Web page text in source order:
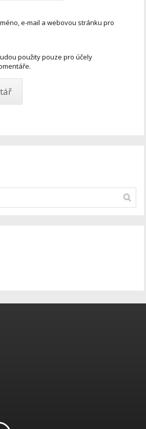
e-mail a webovou stránku pro
použity pouze pro účely